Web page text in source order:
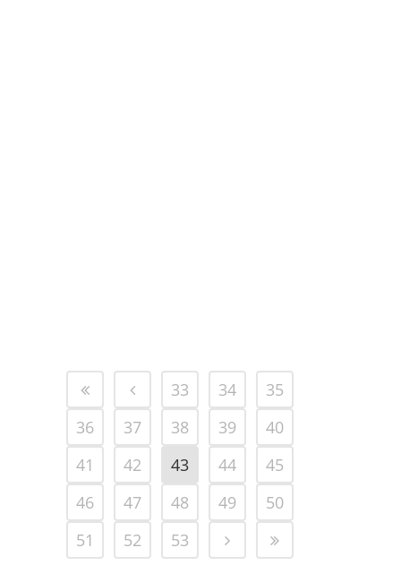
33 34
35
36
37 38 39
40
41
42 43 44
45
46
47 48 49
50
51
52 53